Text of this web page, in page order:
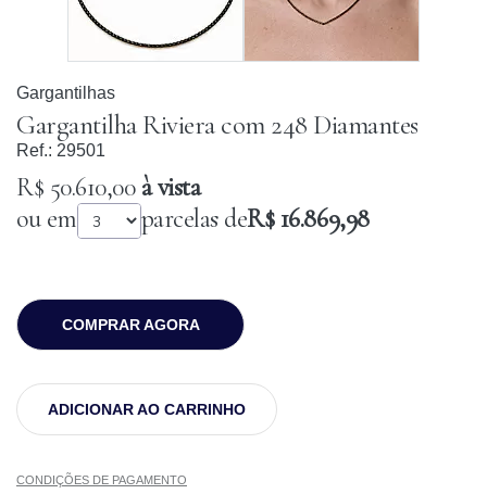
Gargantilhas
Gargantilha Riviera com 248 Diamantes
Ref.: 29501
R$ 50.610,00à vista
ou em
parcelas deR$ 16.869,98
COMPRAR AGORA
ADICIONAR AO CARRINHO
CONDIÇÕES DE PAGAMENTO